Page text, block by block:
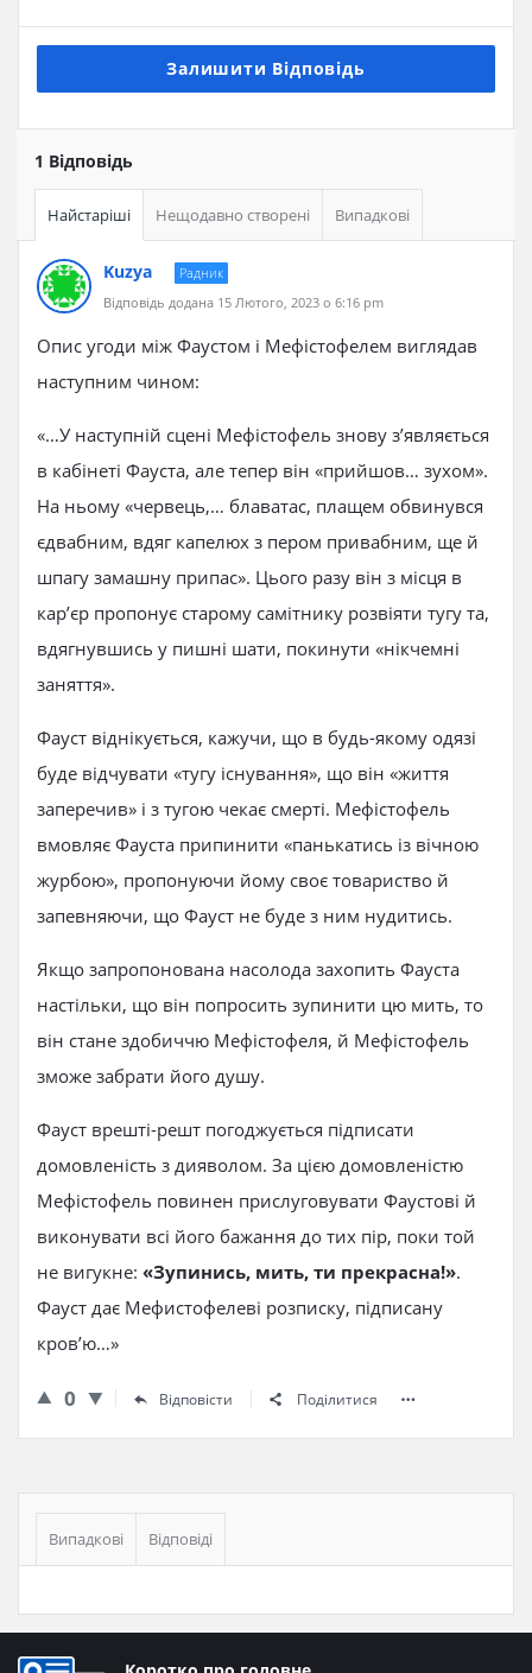
Залишити Відповідь
1 Відповідь
Найстаріші Нещодавно створені Випадкові
Kuzya
Радник
Відповідь додана 15 Лютого, 2023 о 6:16 pm
Опис угоди між Фаустом і Мефістофелем виглядав
наступним чином:
«…У наступній сцені Мефістофель знову з’являється
в кабінеті Фауста, але тепер він «прийшов… зухом».
На ньому «червець,… блаватас, плащем обвинувся
єдвабним, вдяг капелюх з пером привабним, ще й
шпагу замашну припас». Цього разу він з місця в
кар’єр пропонує старому самітнику розвіяти тугу та,
вдягнувшись у пишні шати, покинути «нікчемні
заняття».
Фауст віднікується, кажучи, що в будь-якому одязі
буде відчувати «тугу існування», що він «життя
заперечив» і з тугою чекає смерті. Мефістофель
вмовляє Фауста припинити «панькатись із вічною
журбою», пропонуючи йому своє товариство й
запевняючи, що Фауст не буде з ним нудитись.
Якщо запропонована насолода захопить Фауста
настільки, що він попросить зупинити цю мить, то
він стане здобиччю Мефістофеля, й Мефістофель
зможе забрати його душу.
Фауст врешті-решт погоджується підписати
домовленість з дияволом. За цією домовленістю
Мефістофель повинен прислуговувати Фаустові й
виконувати всі його бажання до тих пір, поки той
не вигукне: «Зупинись, мить, ти прекрасна!».
Фауст дає Мефистофелеві розписку, підписану
кров’ю…»
0 Відповісти Поділитися
Бічна
панель
Випадкові Відповіді